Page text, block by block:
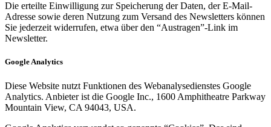
Die erteilte Einwilligung zur Speicherung der Daten, der E-Mail-
Adresse sowie deren Nutzung zum Versand des Newsletters können
Sie jederzeit widerrufen, etwa über den “Austragen”-Link im
Newsletter.
Google Analytics
Diese Website nutzt Funktionen des Webanalysedienstes Google
Analytics. Anbieter ist die Google Inc., 1600 Amphitheatre Parkway
Mountain View, CA 94043, USA.